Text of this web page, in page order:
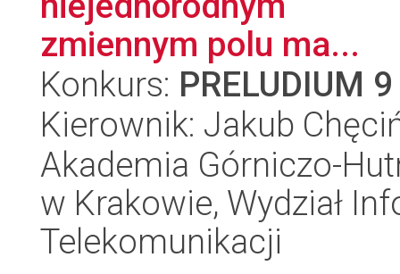
zmiennym polu ma...
Konkurs: PRELUDIUM 9
Kierownik: Jakub
Akademia Górniczo-
w Krakowie, Wydział
Telekomunikacji